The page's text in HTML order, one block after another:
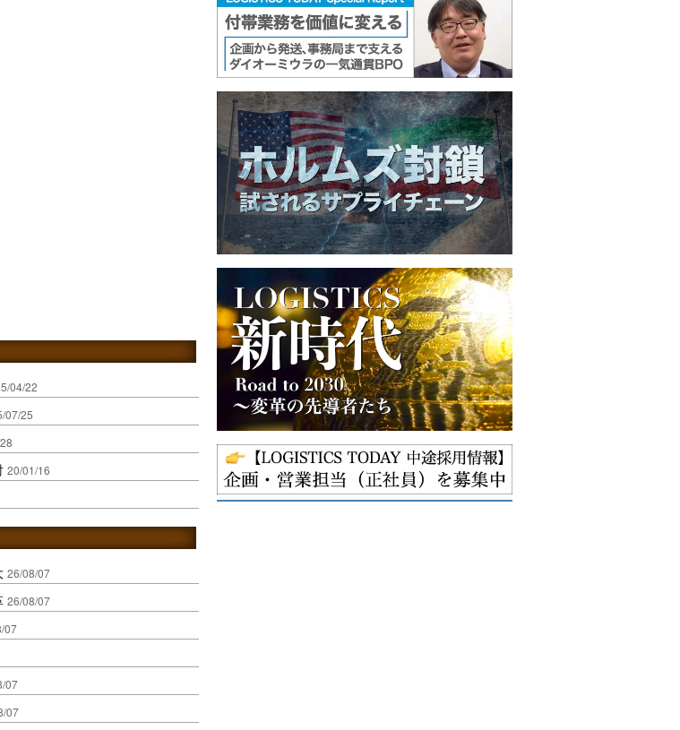
04/22
07/25
20/01/16
26/08/07
26/08/07
07
07
07